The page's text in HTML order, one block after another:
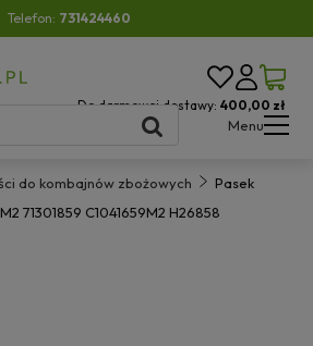
Telefon: 731424460
Do darmowej dostawy: 400,00 zł
Menu
do kombajnów zbożowych
Pasek
71301859 C1041659M2 H26858